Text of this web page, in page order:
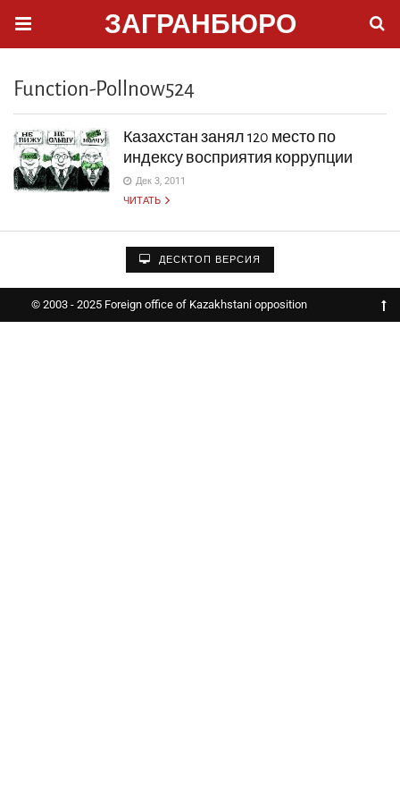
ЗАГРАНБЮРО
Function-Pollnow524
Казахстан занял 120 место по
индексу восприятия коррупции
Дек 3, 2011
ЧИТАТЬ
ДЕСКТОП ВЕРСИЯ
© 2003 - 2025 Foreign office of Kazakhstani opposition